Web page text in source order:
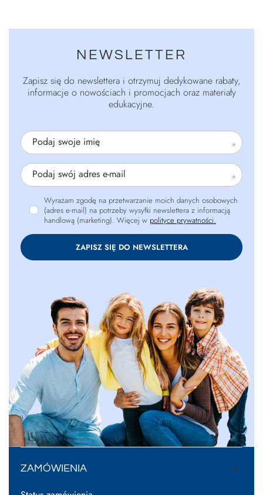
NEWSLETTER
Zapisz się do newslettera i otrzymuj dedykowane rabaty,
informacje o nowościach i promocjach oraz materiały
edukacyjne.
Podaj swoje imię
Podaj swój adres e-mail
Wyrażam zgodę na przetwarzanie moich danych osobowych
(adres e-mail) na potrzeby wysyłki newslettera z informacją
handlową (marketing). Więcej w polityce prywatności.
ZAPISZ SIĘ DO NEWSLETTERA
ZAMÓWIENIA